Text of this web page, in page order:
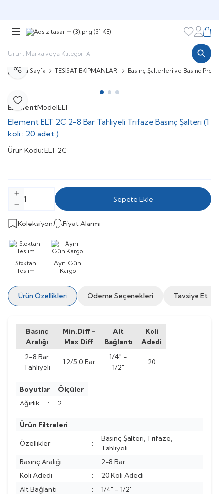
Favorilerim
Ana Sayfa TESİSAT EKİPMANLARI Basınç Şalterleri ve Basınç
Favoriye Ekle
Paylaş
ElementModelELT
Element ELT 2C 2-8 Bar Tahliyeli Trifaze Basınç Şalteri (1
koli : 20 adet )
Ürün Kodu: ELT 2C
Sepete Ekle
Koleksiyon Fiyat Alarmı
Stoktan
Teslim
Aynı Gün
Kargo
Ürün Özellikleri Ödeme Seçenekleri Tavsiye Et
Basınç
Aralığı
Min.Diff -
Max Diff
Alt
Bağlantı
Koli
Adedi
2-8 Bar
Tahliyeli
1,2/5,0 Bar
1/4" -
1/2"
20
Boyutlar
Ölçüler
Ağırlık
: 2
Ürün Filtreleri
Özellikler :
Basınç Şalteri, Trifaze,
Tahliyeli
Basınç Aralığı
:
2-8 Bar
Koli Adedi
:
20 Koli Adedi
Alt Bağlantı
:
1/4" - 1/2"